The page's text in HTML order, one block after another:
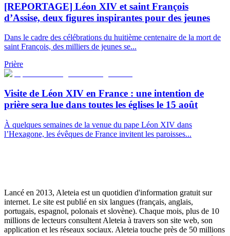
[REPORTAGE] Léon XIV et saint François
d’Assise, deux figures inspirantes pour des jeunes
Dans le cadre des célébrations du huitième centenaire de la mort de
saint François, des milliers de jeunes se...
Prière
Visite de Léon XIV en France : une intention de
prière sera lue dans toutes les églises le 15 août
À quelques semaines de la venue du pape Léon XIV dans
l’Hexagone, les évêques de France invitent les paroisses...
Lancé en 2013, Aleteia est un quotidien d'information gratuit sur
internet. Le site est publié en six langues (français, anglais,
portugais, espagnol, polonais et slovène). Chaque mois, plus de 10
millions de lecteurs consultent Aleteia à travers son site web, son
application et les réseaux sociaux. Aleteia touche près de 50 millions